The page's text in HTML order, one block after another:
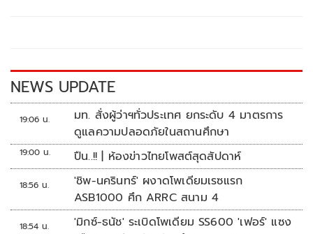
k k
NEWS UPDATE
19:06 น.
มท. สั่งผู้ว่าฯทั่วประเทศ ยกระดับ 4 มาตรการ
ดูแลความปลอดภัยในสถานศึกษา
19:00 น. ปืน..!! | ห้องข่าวไทยโพสต์สุดสัปดาห์
18:56 น.
'ชิพ-นครินทร์' ผงาดโพเดียมเรซแรก
ASB1000 ศึก ARRC สนาม 4
18:54 น.
'มิกซ์-ธนัช' ระเบิดโพเดียม SS600 'เฟอร์' แซง